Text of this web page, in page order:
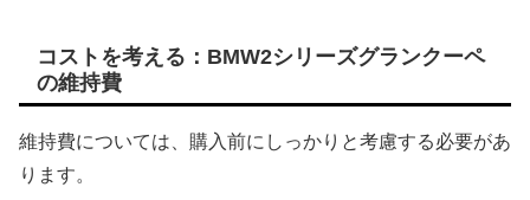
コストを考える：BMW2シリーズグランクーペ
の維持費
維持費については、購入前にしっかりと考慮する必要があ
ります。